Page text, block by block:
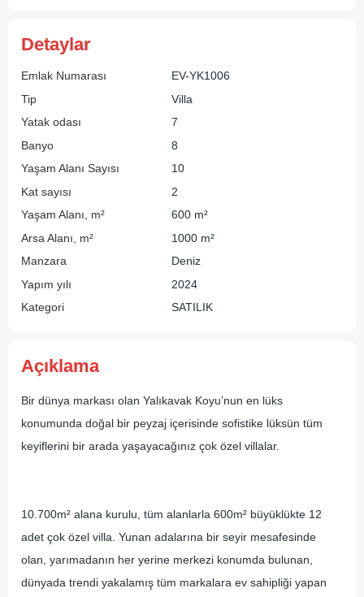
Detaylar
Emlak Numarası
EV-YK1006
Tip
Villa
Yatak odası
7
Banyo
8
Yaşam Alanı Sayısı
10
Kat sayısı
2
Yaşam Alanı, m²
600 m²
Arsa Alanı, m²
1000 m²
Manzara
Deniz
Yapım yılı
2024
Kategori
SATILIK
Açıklama
Bir dünya markası olan Yalıkavak Koyu’nun en lüks
konumunda doğal bir peyzaj içerisinde sofistike lüksün tüm
keyiflerini bir arada yaşayacağınız çok özel villalar.
10.700m² alana kurulu, tüm alanlarla 600m² büyüklükte 12
adet çok özel villa. Yunan adalarına bir seyir mesafesinde
olan, yarımadanın her yerine merkezi konumda bulunan,
dünyada trendi yakalamış tüm markalara ev sahipliği yapan